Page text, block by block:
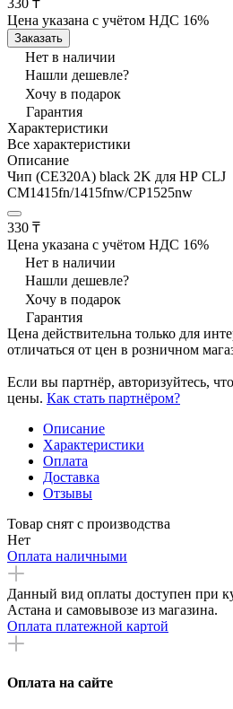
Цена указана с учётом НДС 16%
Заказать
Нет в наличии
Нашли дешевле?
Хочу в подарок
Гарантия
Характеристики
Все характеристики
Описание
Чип (CE320A) black 2K для HР CLJ
CM1415fn/1415fnw/CP1525nw
330 ₸
Цена указана с учётом НДС 16%
Нет в наличии
Нашли дешевле?
Хочу в подарок
Гарантия
Цена действительна только для
отличаться от цен в розничном
Если вы партнёр, авторизуйтесь,
цены. Как стать партнёром?
Описание
Характеристики
Оплата
Доставка
Отзывы
Товар снят с производства
Нет
Оплата наличными
Данный вид оплаты доступен при
Астана и самовывозе из магазина.
Оплата платежной картой
Оплата на сайте